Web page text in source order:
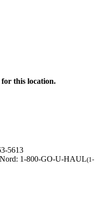
for this location.
5613
1-800-GO-U-HAUL(1-